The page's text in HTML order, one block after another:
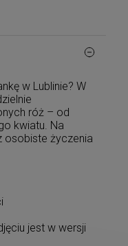
w Lublinie? W
róż – od
kwiatu. Na
osobiste życzenia
jest w wersji